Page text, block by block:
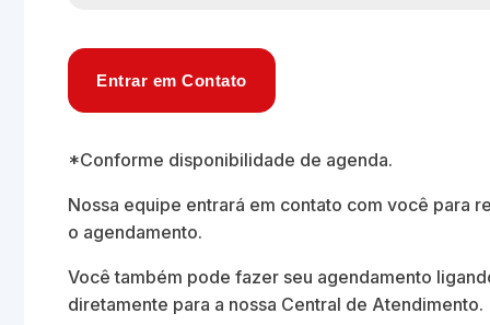
Entrar em Contato
*Conforme disponibilidade de agenda.
Nossa equipe entrará em contato com você para
o agendamento.
Você também pode fazer seu agendamento
diretamente para a nossa Central de Atendimento.